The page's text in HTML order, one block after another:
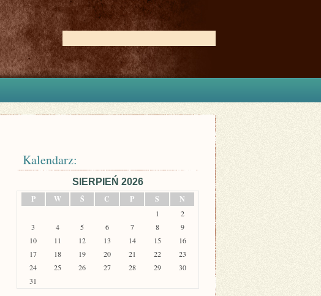
Kalendarz:
SIERPIEŃ 2026
P
W Ś C P S N
1
2
3
4 5 6 7 8
9
10
11 12 13 14 15
16
17
18 19 20 21 22
23
24
25 26 27 28 29
30
31